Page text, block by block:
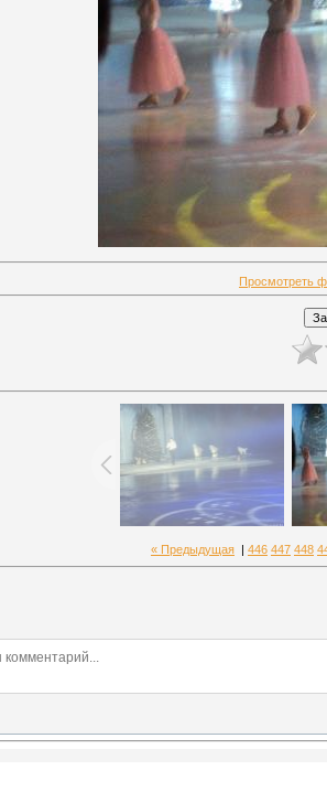
Просмотреть
« Предыдущая 446 447 448